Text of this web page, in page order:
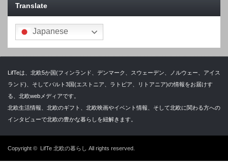
Translate
Japanese
LifTeは、北欧5か国(フィンランド、デンマーク、スウェーデン、ノルウェー、アイス
ランド)、そしてバルト3国(エストニア、ラトビア、リトアニア)の情報をお届けす
る、北欧webメディアです。
北欧生活情報、北欧のギフト、北欧映画やイベント情報、そして北欧に関わる方への
インタビューで北欧の豊かな暮らしを紐解きます。
Copyright © LifTe 北欧の暮らし All rights reserved.